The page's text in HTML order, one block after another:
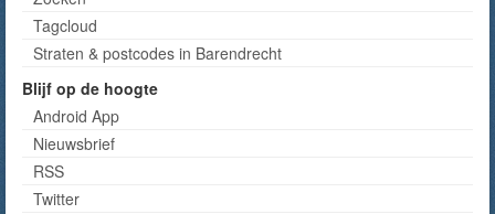
Tagcloud
Straten & postcodes in Barendrecht
Blijf op de hoogte
Android App
Nieuwsbrief
RSS
Twitter